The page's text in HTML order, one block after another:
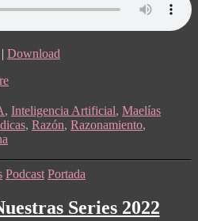
| Download
, Inteligencia Artificial, Maelías
, Razón, Razonamiento,
Categories
Podcast Portada
Series 2022